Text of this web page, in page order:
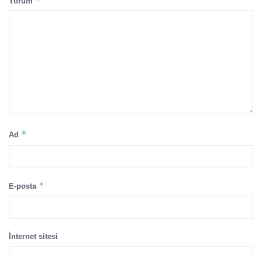
Ad *
E-posta *
İnternet sitesi